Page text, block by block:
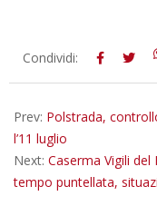
2026-
Condividi:
Prev: Polstrada,
l’11 luglio
Next: Caserma Vigili
tempo puntellata,